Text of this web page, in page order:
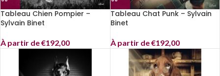
Tableau Chien Pompier –
Sylvain Binet
À partir de€192,00
Tableau Chat Punk – Sylvain
Binet
À partir de€192,00